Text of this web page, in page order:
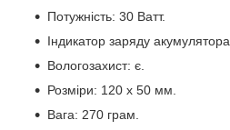
Потужність: 30 Ватт.
Індикатор заряду акумулятора.
Вологозахист: є.
Розміри: 120 х 50 мм.
Вага: 270 грам.